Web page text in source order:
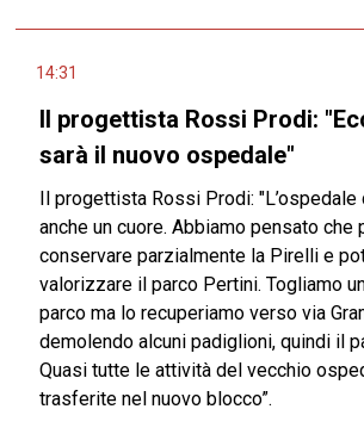
14:31
Il progettista Rossi Prodi:
sarà il nuovo ospedale"
Il progettista Rossi Prodi:
anche un cuore. Abbiamo pensato che
conservare parzialmente la Pirelli e
valorizzare il parco Pertini. Togliamo
parco ma lo recuperiamo verso via
demolendo alcuni padiglioni, quindi il
Quasi tutte le attività del vecchio
trasferite nel nuovo blocco”.